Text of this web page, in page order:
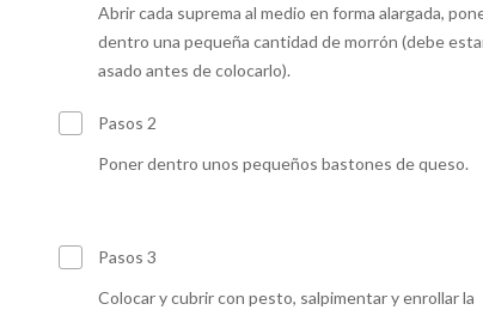
Abrir cada suprema al medio en forma alargada,
dentro una pequeña cantidad de morrón (debe
asado antes de colocarlo).
Pasos 2
Poner dentro unos pequeños bastones de queso.
Pasos 3
Colocar y cubrir con pesto, salpimentar y enrollar la